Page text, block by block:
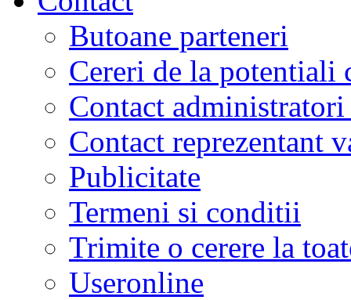
Butoane parteneri
Cereri de la potentiali
Contact
Contact reprezentant
Publicitate
Termeni si conditii
Trimite o cerere la
Useronline